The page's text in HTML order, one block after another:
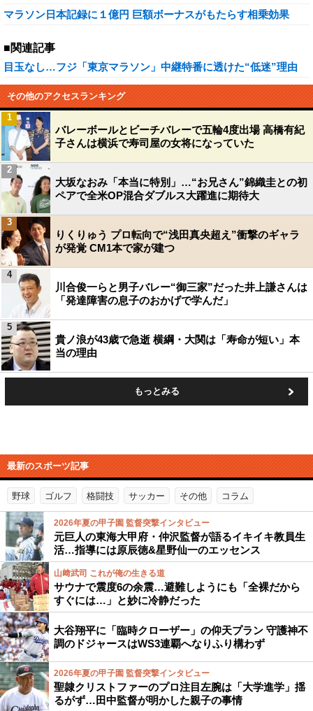
マラソン日本記録に１億円 巨額ボーナスがもたらす相乗効果
■関連記事
目玉なし…フジ「東京マラソン」中継特番に透けた“低迷”理由
その他のアクセスランキング
バレーボールとビーチバレーで五輪4度出場 高橋有紀
子さんは横浜で寿司屋の女将になっていた
1
大坂なおみ「本当に特別」…“お兄さん”錦織圭との初
ペアで全米OP混合ダブルス大躍進に期待大
2
りくりゅう プロ転向で“浅田真央超え”衝撃のギャラ
が発覚 CM1本で家が建つ
3
川合俊一らと男子バレー“御三家”だった井上謙さんは
「発達障害の息子のおかげで学んだ」
4
貴ノ浪が43歳で急逝 横綱・大関は「寿命が短い」本
当の理由
5
もっとみる
最新のスポーツ記事
野球 ゴルフ 格闘技 サッカー その他 コラム
2026年夏の甲子園 監督突撃インタビュー
元巨人の東海大甲府・仲沢監督が語るイキイキ教員生
活…指導には原辰徳&星野仙一のエッセンス
山﨑武司 これが俺の生きる道
サウナで震度6の余震…避難しようにも「全裸だから
すぐには…」と妙に冷静だった
大谷翔平に「臨時クローザー」の仰天プラン 守護神不
調のドジャースはWS3連覇へなりふり構わず
2026年夏の甲子園 監督突撃インタビュー
聖隷クリストファーのプロ注目左腕は「大学進学」揺
るがず…田中監督が明かした親子の事情